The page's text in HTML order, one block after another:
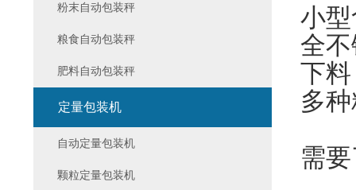
小
全
下
多
需
粉末自动包装秤
粮食自动包装秤
肥料自动包装秤
定量包装机
自动定量包装机
颗粒定量包装机